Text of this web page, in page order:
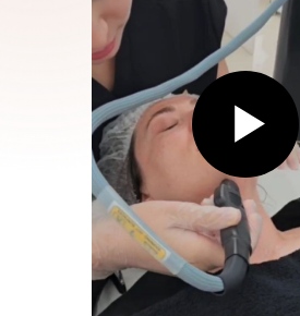
преобразуется в плазму внутри
ПримерыДо / После
Диагноз
Розацеа
пастуло-
пустулезный
подтип.